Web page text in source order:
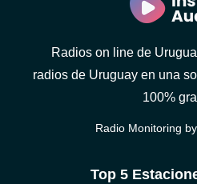
Radios on line de
radios de Uruguay en una
100%
Radio Monitoring by
Top 5